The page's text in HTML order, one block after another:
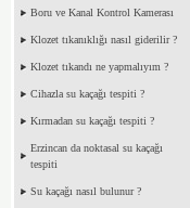
Boru ve Kanal Kontrol Kamerası
Klozet tıkanıklığı nasıl giderilir ?
Klozet tıkandı ne yapmalıyım ?
Cihazla su kaçağı tespiti ?
Kırmadan su kaçağı tespiti ?
Erzincan da noktasal su kaçağı
tespiti
Su kaçağı nasıl bulunur ?